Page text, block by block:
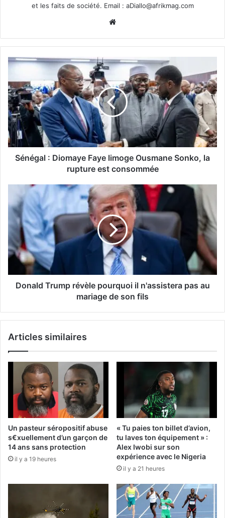
et les faits de société. Email : aDiallo@afrikmag.com
Sénégal : Diomaye Faye limoge Ousmane Sonko, la
rupture est consommée
Donald Trump révèle pourquoi il n'assistera pas au
mariage de son fils
Articles similaires
Un pasteur séropositif abuse
s€xuellement d’un garçon de
14 ans sans protection
il y a 19 heures
« Tu paies ton billet d’avion,
tu laves ton équipement » :
Alex Iwobi sur son
expérience avec le Nigeria
il y a 21 heures